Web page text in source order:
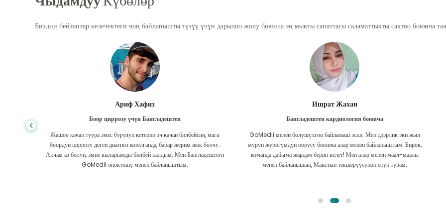
Биздин бейтаптар келечектеги чоң байланышты түзүү үчүн дарылоо жолу боюнча эң мыкты сапаттагы саламаттыкты сактоо боюнча
Ишрат Жахан
Бангладештен кардиология боюнча
GoMedii менен бөлүшүлгөн байланыш эски. Мен дээрлик эки жыл
мурун жүрөгүмдүн оорусу боюнча алар менен байланыштым. Бирок,
команда дайыма жардам берип келет! Мен алар менен маал-маалы
менен байланышып, Макстын текшерүүсүнөн өтүп турам.
Ахмад Хасан
Омандан өпкө рагына каршы
Интернетти изилдеп жүрүп, мен GoMedii таптым. Бул кыйын болду
жана мага эң тез жооп керек болчу. GoMedii командасы күндүн
бардык убагында гана билдирбестен, алар менин документимди
жабууда тез эле.